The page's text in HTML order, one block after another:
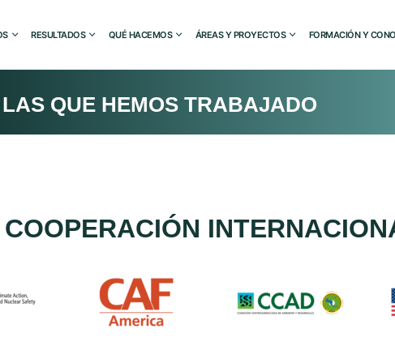
RESULTADOS QUÉ HACEMOS ÁREAS Y PROYECTOS FORMACIÓN Y
QUE HEMOS TRABAJADO
COOPERACIÓN